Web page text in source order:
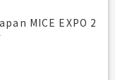
MICE EXPO 2